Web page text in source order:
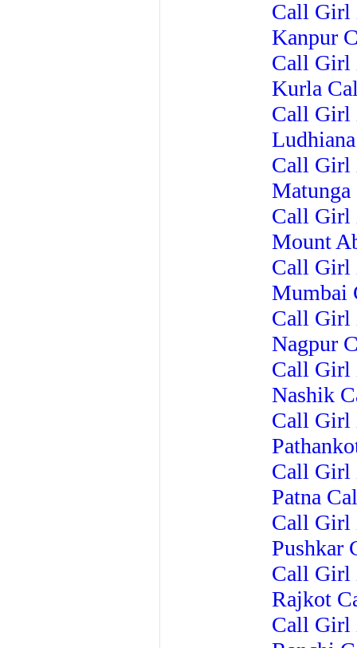
Call Girl
Kanpur
Call Girl
Kurla
Call Girl
Call Girl
Call Girl
Mount
Call Girl
Mumbai
Call Girl
Nagpur
Call Girl
Nashik
Call Girl
Call Girl
Patna
Call Girl
Pushkar
Call Girl
Rajkot
Call Girl